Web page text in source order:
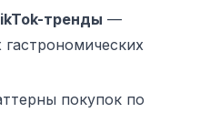
тренды —
покупок по